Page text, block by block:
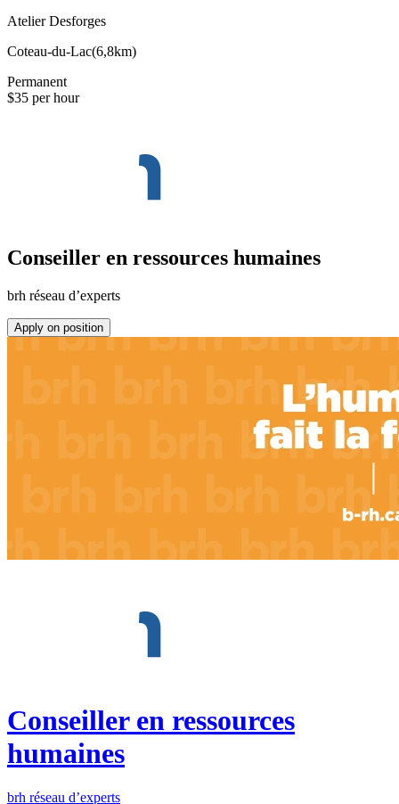
Atelier Desforges
Coteau-du-Lac(6,8km)
Permanent
$35 per hour
Conseiller en ressources humaines
brh réseau d’experts
Apply on position
Conseiller en ressources
humaines
brh réseau d’experts